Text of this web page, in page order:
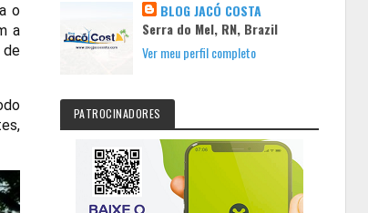
o
a
de
BLOG JACÓ COSTA
Serra do Mel, RN, Brazil
Ver meu perfil completo
PATROCINADORES